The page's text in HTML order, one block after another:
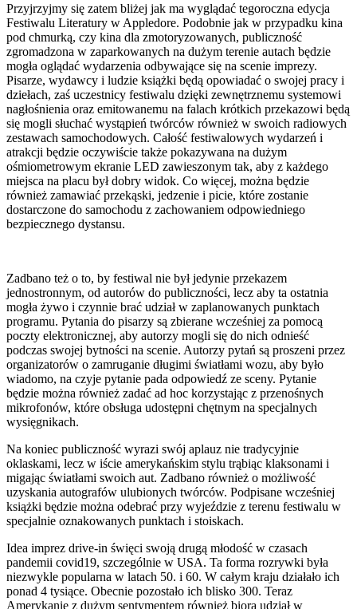
Przyjrzyjmy się zatem bliżej jak ma wyglądać tegoroczna edycja
Festiwalu Literatury w Appledore. Podobnie jak w przypadku kina
pod chmurką, czy kina dla zmotoryzowanych, publiczność
zgromadzona w zaparkowanych na dużym terenie autach będzie
mogła oglądać wydarzenia odbywające się na scenie imprezy.
Pisarze, wydawcy i ludzie książki będą opowiadać o swojej pracy i
dziełach, zaś uczestnicy festiwalu dzięki zewnętrznemu systemowi
nagłośnienia oraz emitowanemu na falach krótkich przekazowi będą
się mogli słuchać wystąpień twórców również w swoich radiowych
zestawach samochodowych. Całość festiwalowych wydarzeń i
atrakcji będzie oczywiście także pokazywana na dużym
ośmiometrowym ekranie LED zawieszonym tak, aby z każdego
miejsca na placu był dobry widok. Co więcej, można będzie
również zamawiać przekąski, jedzenie i picie, które zostanie
dostarczone do samochodu z zachowaniem odpowiedniego
bezpiecznego dystansu.
Zadbano też o to, by festiwal nie był jedynie przekazem
jednostronnym, od autorów do publiczności, lecz aby ta ostatnia
mogła żywo i czynnie brać udział w zaplanowanych punktach
programu. Pytania do pisarzy są zbierane wcześniej za pomocą
poczty elektronicznej, aby autorzy mogli się do nich odnieść
podczas swojej bytności na scenie. Autorzy pytań są proszeni przez
organizatorów o zamruganie długimi światłami wozu, aby było
wiadomo, na czyje pytanie pada odpowiedź ze sceny. Pytanie
będzie można również zadać ad hoc korzystając z przenośnych
mikrofonów, które obsługa udostępni chętnym na specjalnych
wysięgnikach.
Na koniec publiczność wyrazi swój aplauz nie tradycyjnie
oklaskami, lecz w iście amerykańskim stylu trąbiąc klaksonami i
migając światłami swoich aut. Zadbano również o możliwość
uzyskania autografów ulubionych twórców. Podpisane wcześniej
książki będzie można odebrać przy wyjeździe z terenu festiwalu w
specjalnie oznakowanych punktach i stoiskach.
Idea imprez drive-in święci swoją drugą młodość w czasach
pandemii covid19, szczególnie w USA. Ta forma rozrywki była
niezwykle popularna w latach 50. i 60. W całym kraju działało ich
ponad 4 tysiące. Obecnie pozostało ich blisko 300. Teraz
Amerykanie z dużym sentymentem również biorą udział w